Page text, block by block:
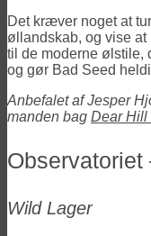
Det kræver noget at
øllandskab, og vise
til de moderne ølstile,
og gør Bad Seed
Anbefalet af Jesper
manden bag Dear Hill
Observatoriet
Wild Lager